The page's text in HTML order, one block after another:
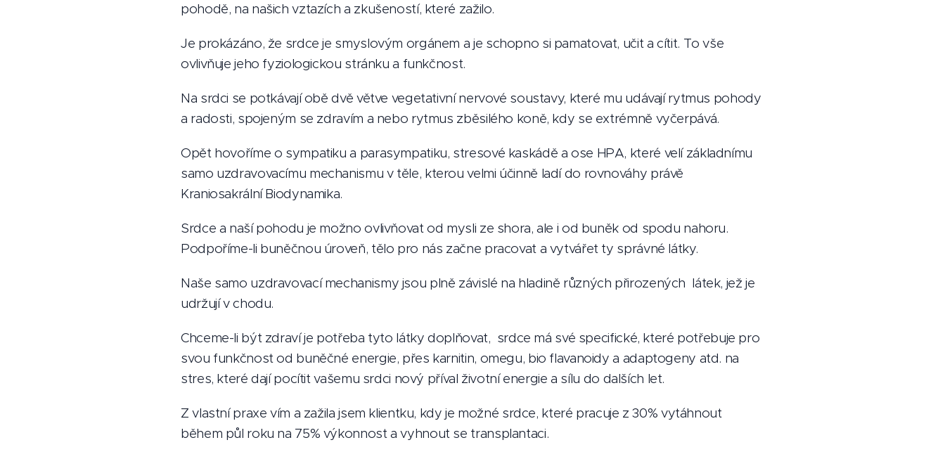
pohodě, na našich vztazích a zkušeností, které zažilo.
Je prokázáno, že srdce je smyslovým orgánem a je schopno si pamatovat, učit a cítit. To vše
ovlivňuje jeho fyziologickou stránku a funkčnost.
Na srdci se potkávají obě dvě větve vegetativní nervové soustavy, které mu udávají rytmus pohody
a radosti, spojeným se zdravím a nebo rytmus zběsilého koně, kdy se extrémně vyčerpává.
Opět hovoříme o sympatiku a parasympatiku, stresové kaskádě a ose HPA, které velí základnímu
samo uzdravovacímu mechanismu v těle, kterou velmi účinně ladí do rovnováhy právě
Kraniosakrální Biodynamika.
Srdce a naší pohodu je možno ovlivňovat od mysli ze shora, ale i od buněk od spodu nahoru.
Podpoříme-li buněčnou úroveň, tělo pro nás začne pracovat a vytvářet ty správné látky.
Naše samo uzdravovací mechanismy jsou plně závislé na hladině různých přirozených látek, jež je
udržují v chodu.
Chceme-li být zdraví je potřeba tyto látky doplňovat, srdce má své specifické, které potřebuje pro
svou funkčnost od buněčné energie, přes karnitin, omegu, bio flavanoidy a adaptogeny atd. na
stres, které dají pocítit vašemu srdci nový příval životní energie a sílu do dalších let.
Z vlastní praxe vím a zažila jsem klientku, kdy je možné srdce, které pracuje z 30% vytáhnout
během půl roku na 75% výkonnost a vyhnout se transplantaci.